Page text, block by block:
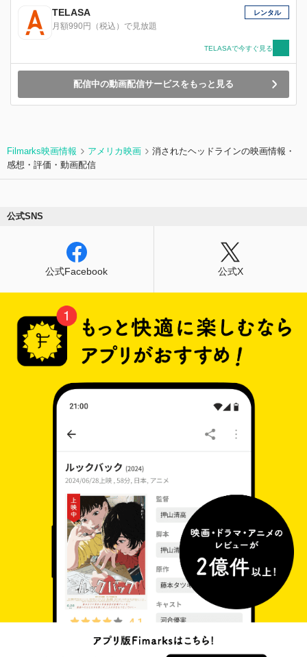
にさらされる。徐々に正体を現す政府の上の政
府、黒い影の組織。彼らの目的は一体何なのか？
そして正体は・・・？
TELASA
月額990円（税込）で見放題
レンタル
TELASAで今すぐ見る
配信中の動画配信サービスをもっと見る
Filmarks映画情報 アメリカ映画
消されたヘッドラインの映画情報・
感想・評価・動画配信
公式SNS
公式Facebook 公式X